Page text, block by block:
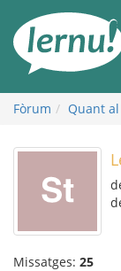
contingut
Fòrum Quant
Missatges: 25